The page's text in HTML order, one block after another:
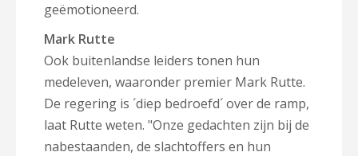
geëmotioneerd.
Mark Rutte
Ook buitenlandse leiders tonen hun
medeleven, waaronder premier Mark Rutte.
De regering is ´diep bedroefd´ over de ramp,
laat Rutte weten. "Onze gedachten zijn bij de
nabestaanden, de slachtoffers en hun